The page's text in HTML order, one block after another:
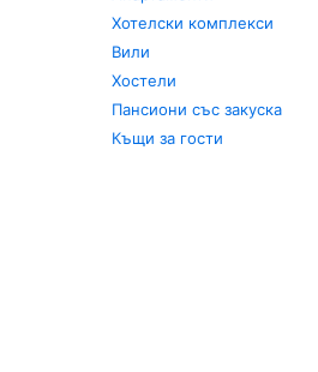
Хотелски комплекси
Вили
Хостели
Пансиони със закуска
Къщи за гости